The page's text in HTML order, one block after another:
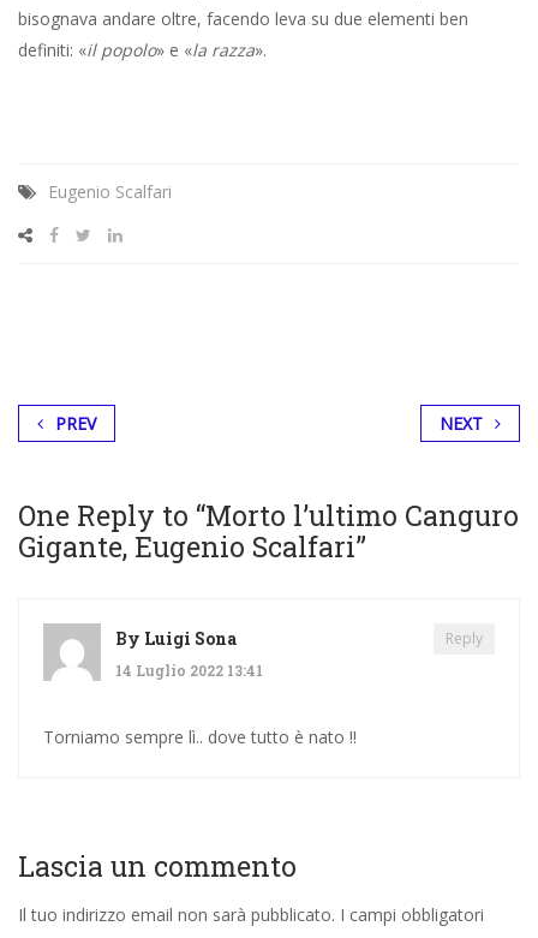
bisognava andare oltre, facendo leva su due elementi ben
definiti: «il popolo» e «la razza».
Eugenio Scalfari
PREV NEXT
One Reply to “Morto l’ultimo Canguro
Gigante, Eugenio Scalfari”
By Luigi Sona
14 Luglio 2022 13:41
Reply
Torniamo sempre lì.. dove tutto è nato !!
Lascia un commento
Il tuo indirizzo email non sarà pubblicato. I campi obbligatori